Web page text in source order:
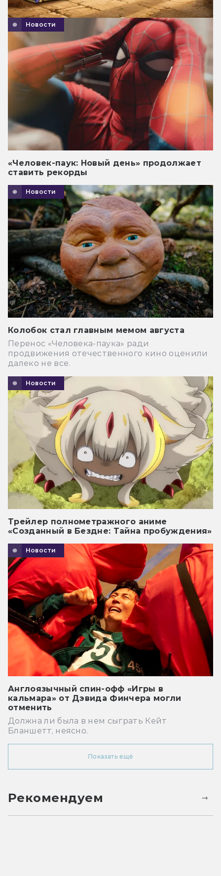
Новости
«Человек-паук: Новый день» продолжает
ставить рекорды
Новости
Колобок стал главным мемом августа
Перенос «Человека-паука» ради
продвижения отечественного кино оценили
далеко не все.
Новости
Трейлер полнометражного аниме
«Созданный в Бездне: Тайна пробуждения»
Новости
Англоязычный спин-офф «Игры в
кальмара» от Дэвида Финчера могли
отменить
Должна ли была в нем сыграть Кейт
Бланшетт, неясно.
Показать ещё
Рекомендуем